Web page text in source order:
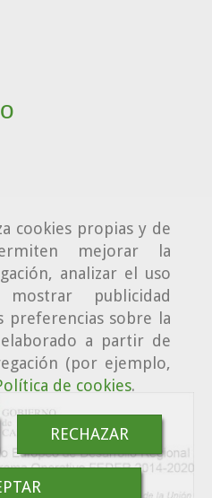
cookies propias y de
mejorar la
analizar el uso
publicidad
preferencias sobre la
a partir de
(por ejemplo,
de cookies.
RECHAZAR